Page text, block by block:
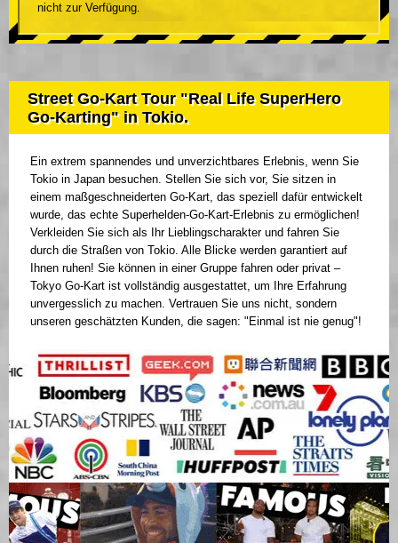
nicht zur Verfügung.
Street Go-Kart Tour "Real Life SuperHero
Go-Karting" in Tokio.
Ein extrem spannendes und unverzichtbares Erlebnis, wenn Sie
Tokio in Japan besuchen. Stellen Sie sich vor, Sie sitzen in
einem maßgeschneiderten Go-Kart, das speziell dafür entwickelt
wurde, das echte Superhelden-Go-Kart-Erlebnis zu ermöglichen!
Verkleiden Sie sich als Ihr Lieblingscharakter und fahren Sie
durch die Straßen von Tokio. Alle Blicke werden garantiert auf
Ihnen ruhen! Sie können in einer Gruppe fahren oder privat –
Tokyo Go-Kart ist vollständig ausgestattet, um Ihre Erfahrung
unvergesslich zu machen. Vertrauen Sie uns nicht, sondern
unseren geschätzten Kunden, die sagen: "Einmal ist nie genug"!